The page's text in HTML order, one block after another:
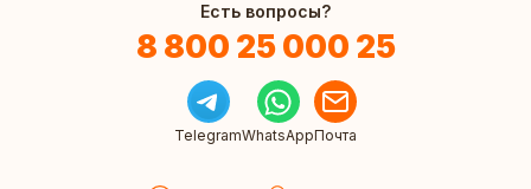
Есть вопросы?
8 800 25 000 25
TelegramWhatsAppПочта